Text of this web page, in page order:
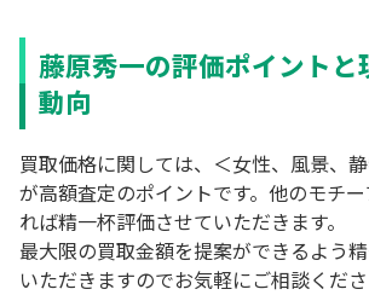
藤原秀一の評価ポイントと
動向
買取価格に関しては、＜女性、風景、
が高額査定のポイントです。他のモチ
れば精一杯評価させていただきます。
最大限の買取金額を提案ができるよう
いただきますのでお気軽にご相談くださ